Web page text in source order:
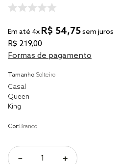
Em até 4x R$ 54,75sem juros
R$ 219,00
Formas de pagamento
Tamanho:Solteiro
Casal
Queen
King
Cor:Branco
＋
－
jogos cama
tencel
solteiro king
cobertor
jogo cama casal